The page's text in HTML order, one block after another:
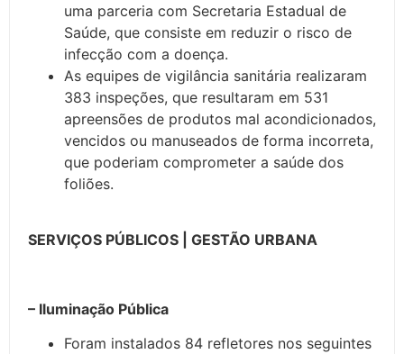
uma parceria com Secretaria Estadual de
Saúde, que consiste em reduzir o risco de
infecção com a doença.
As equipes de vigilância sanitária realizaram
383 inspeções, que resultaram em 531
apreensões de produtos mal acondicionados,
vencidos ou manuseados de forma incorreta,
que poderiam comprometer a saúde dos
foliões.
SERVIÇOS PÚBLICOS | GESTÃO URBANA
– Iluminação Pública
Foram instalados 84 refletores nos seguintes